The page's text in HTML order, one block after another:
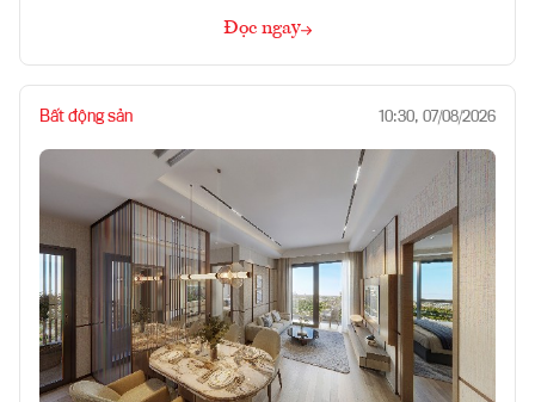
Đọc ngay
Bất động sản 10:30, 07/08/2026